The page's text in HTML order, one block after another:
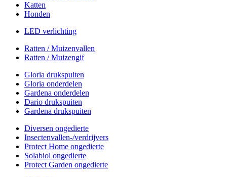
Katten
Honden
LED verlichting
Ratten / Muizenvallen
Ratten / Muizengif
Gloria drukspuiten
Gloria onderdelen
Gardena onderdelen
Dario drukspuiten
Gardena drukspuiten
Diversen ongedierte
Insectenvallen-/verdrijvers
Protect Home ongedierte
Solabiol ongedierte
Protect Garden ongedierte